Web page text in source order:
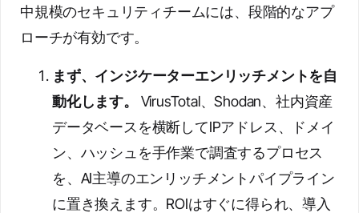
中規模のセキュリティチームには、段階的なアプ
ローチが有効です。
まず、インジケーターエンリッチメントを自
動化します。
VirusTotal、Shodan、社内資産
データベースを横断してIPアドレス、ドメイ
ン、ハッシュを手作業で調査するプロセス
を、AI主導のエンリッチメントパイプライン
に置き換えます。ROIはすぐに得られ、導入